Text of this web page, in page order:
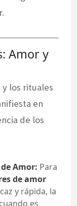
Amor y
y los rituales
en
de los
Amor: Para
de amor
y rápida, la
es